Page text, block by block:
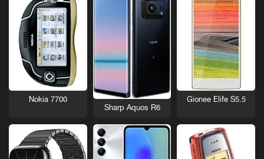
Gionee Elife S5.5
Sharp Aquos R6
Nokia 7700